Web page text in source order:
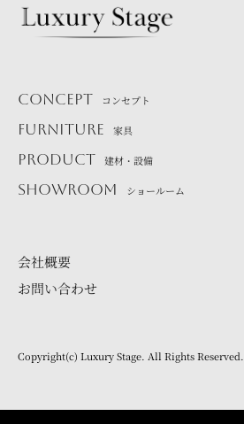
CONCEPT コンセプト
FURNITURE 家具
PRODUCT 建材・設備
SHOWROOM ショールーム
会社概要
お問い合わせ
Copyright(c) Luxury Stage. All Rights Reserved.